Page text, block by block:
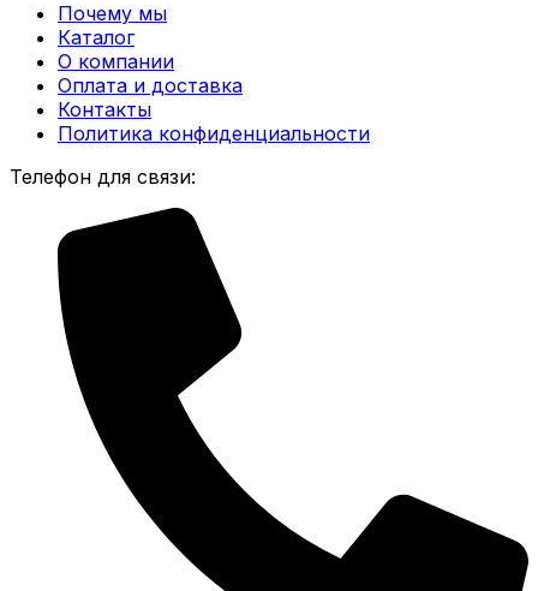
Почему мы
Каталог
О компании
Оплата и доставка
Контакты
Политика конфиденциальности
Телефон для связи: